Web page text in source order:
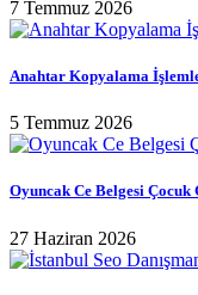
7 Temmuz 2026
Anahtar Kopyalama
5 Temmuz 2026
Oyuncak Ce Belgesi
27 Haziran 2026